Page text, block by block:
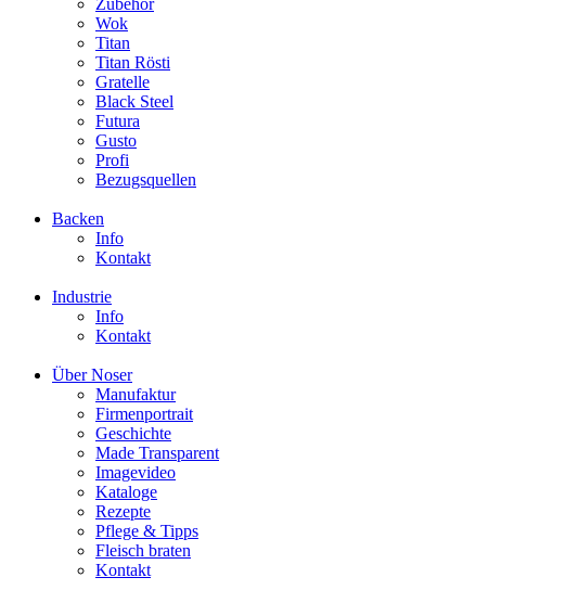
Zubehör
Wok
Titan
Titan Rösti
Gratelle
Black Steel
Futura
Gusto
Profi
Bezugsquellen
Backen
Info
Kontakt
Industrie
Info
Kontakt
Über Noser
Manufaktur
Firmenportrait
Geschichte
Made Transparent
Imagevideo
Kataloge
Rezepte
Pflege & Tipps
Fleisch braten
Kontakt